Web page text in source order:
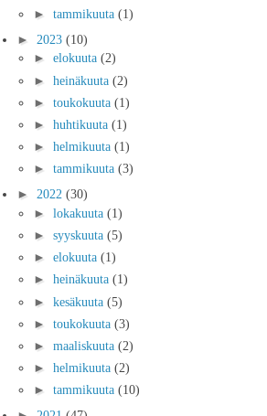
► tammikuuta (1)
► 2023 (10)
► elokuuta (2)
► heinäkuuta (2)
► toukokuuta (1)
► huhtikuuta (1)
► helmikuuta (1)
► tammikuuta (3)
► 2022 (30)
► lokakuuta (1)
► syyskuuta (5)
► elokuuta (1)
► heinäkuuta (1)
► kesäkuuta (5)
► toukokuuta (3)
► maaliskuuta (2)
► helmikuuta (2)
► tammikuuta (10)